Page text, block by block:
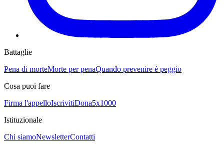
Battaglie
Pena di morteMorte per penaQuando prevenire è peggio
Cosa puoi fare
Firma l'appelloIscrivitiDona5x1000
Istituzionale
Chi siamoNewsletterContatti